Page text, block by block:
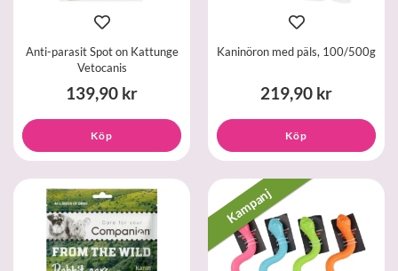
Anti-parasit Spot on Kattunge
Vetocanis
139,90 kr
Köp
Kaninöron med päls, 100/500g
219,90 kr
Köp
Kampanj